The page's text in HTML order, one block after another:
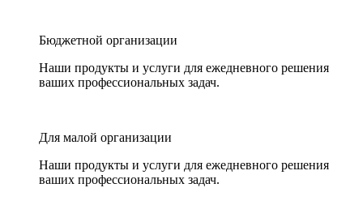
Бюджетной организации
Наши продукты и услуги для ежедневного решения
ваших профессиональных задач.
Для малой организации
Наши продукты и услуги для ежедневного решения
ваших профессиональных задач.